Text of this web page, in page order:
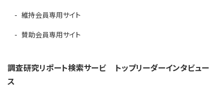
維持会員専用サイト
賛助会員専用サイト
調査研究リポート検索サービ
ス
トップリーダーインタビュー